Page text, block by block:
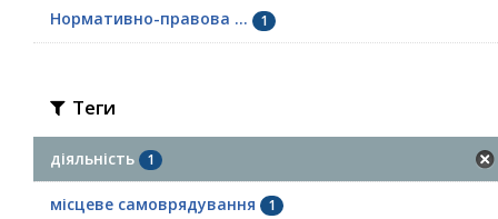
Нормативно-правова ... 1
Теги
діяльність 1
місцеве самоврядування 1